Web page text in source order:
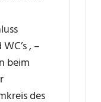
, –
beim
des